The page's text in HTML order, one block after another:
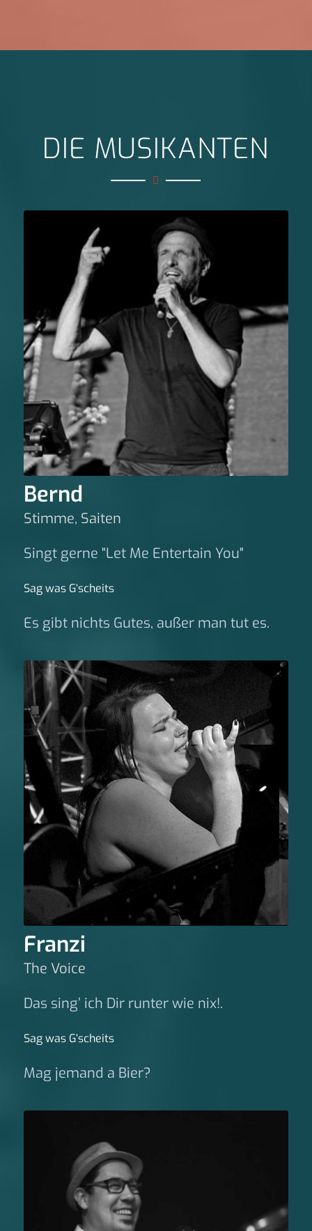
DIE MUSIKANTEN
Bernd
Stimme, Saiten
Singt gerne "Let Me Entertain You"
Sag was G‘scheits
Es gibt nichts Gutes, außer man tut es.
Franzi
The Voice
Das sing’ ich Dir runter wie nix!.
Sag was G‘scheits
Mag jemand a Bier?